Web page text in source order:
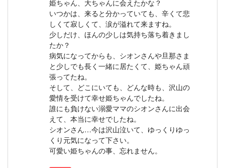
姫ちゃん、大ちゃんに会えたかな？
いつかは、来ると分かっていても、辛くて悲
しくて寂しくて、涙が溢れて来ますね。
少しだけ、ほんの少しは気持ち落ち着きまし
たか？
病気になってからも、シオンさんや旦那さま
と少しでも長く一緒に居たくて、姫ちゃん頑
張ってたね。
そして、どこにいても、どんな時も、沢山の
愛情を受けて幸せ姫ちゃんでしたね。
誰にも負けない溺愛ママのシオンさんに出会
えて、本当に幸せでしたね。
シオンさん…今は沢山泣いて、ゆっくりゆっ
くり元気になって下さい。
可愛い姫ちゃんの事、忘れません。